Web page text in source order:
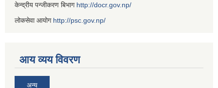
केन्द्रीय पन्जीकरण बिभाग http://docr.gov.np/
लोकसेवा आयोग http://psc.gov.np/
आय व्यय विवरण
अन्य